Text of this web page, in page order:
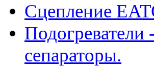
Сцепление
Подогреватели
сепараторы.